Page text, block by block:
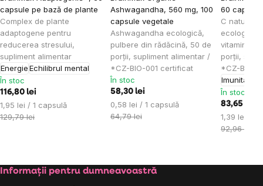
capsule pe bază de plante
Complex de plante
adaptogene pentru
reducerea stresului,
supliment alimentar
EnergieEchilibrul mental
În stoc
116,80 lei
Evaluare
preţ:
1,95 lei / 1 capsulă
129,79 lei
Ashwagandha, 560 mg, 100
capsule vegetale
Ashwagandha ecologică,
pulbere din rădăcină, 50 de
porții, supliment alimentar /
*CZ-BIO-001 certificat
În stoc
58,30 lei
Evaluare
preţ:
0,58 lei / 1 capsulă
64,79 lei
60
C naturală
ecologică,
vitamina C
porții,
*CZ-BIO-
Imunitate
În stoc
83,65 lei
Evaluare
preţ:
1,39 lei / 1
92,96 lei
Subsol
Informații pentru dumneavoastră